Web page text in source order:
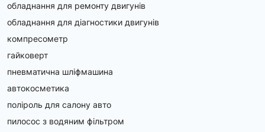
обладнання для ремонту двигунів
обладнання для діагностики двигунів
компресометр
гайковерт
пневматична шліфмашина
автокосметика
поліроль для салону авто
пилосос з водяним фільтром